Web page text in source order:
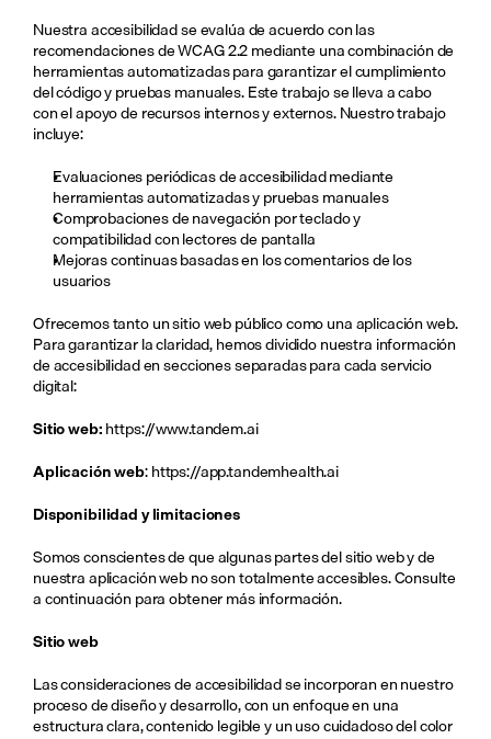
Nuestra accesibilidad se evalúa de acuerdo con las
recomendaciones de WCAG 2.2 mediante una combinación de
herramientas automatizadas para garantizar el cumplimiento
del código y pruebas manuales. Este trabajo se lleva a cabo
con el apoyo de recursos internos y externos. Nuestro trabajo
incluye:
Evaluaciones periódicas de accesibilidad mediante
herramientas automatizadas y pruebas manuales
Comprobaciones de navegación por teclado y
compatibilidad con lectores de pantalla
Mejoras continuas basadas en los comentarios de los
usuarios
Ofrecemos tanto un sitio web público como una aplicación web.
Para garantizar la claridad, hemos dividido nuestra información
de accesibilidad en secciones separadas para cada servicio
digital:
Sitio web: https://www.tandem.ai
Aplicación web: https://app.tandemhealth.ai
Disponibilidad y limitaciones
Somos conscientes de que algunas partes del sitio web y de
nuestra aplicación web no son totalmente accesibles. Consulte
a continuación para obtener más información.
Sitio web
Las consideraciones de accesibilidad se incorporan en nuestro
proceso de diseño y desarrollo, con un enfoque en una
estructura clara, contenido legible y un uso cuidadoso del color